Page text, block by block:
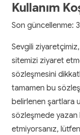
Kullanım
Son güncellenme:
Sevgili
sitemizi ziyaret
sözleşmesini
tamamen bu
belirlenen şartlara
sözleşmede
etmiyorsanız,